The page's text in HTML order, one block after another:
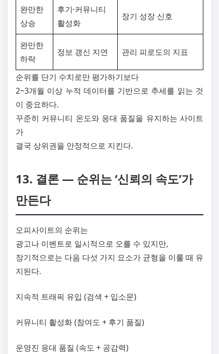
완만한
상승
후기·커뮤니티
활성화
장기 성장 신호
완만한
하락
정보 갱신 지연 관리 피로도의 지표
순위를 단기 수치로만 평가하기보다
2~3개월 이상 누적 데이터를 기반으로 추세를 읽는 것
이 중요하다.
꾸준히 커뮤니티 온도와 응대 품질을 유지하는 사이트
가
결국 상위권을 안정적으로 지킨다.
13. 결론 ― 순위는 ‘신뢰의 속도’가
만든다
오피사이트의 순위는
광고나 이벤트로 일시적으로 오를 수 있지만,
장기적으로는 다음 다섯 가지 요소가 균형을 이룰 때 유
지된다.
지속적 트래픽 유입 (검색 + 입소문)
커뮤니티 활성화 (참여도 + 후기 품질)
운영진 응대 품질 (속도 + 공감력)